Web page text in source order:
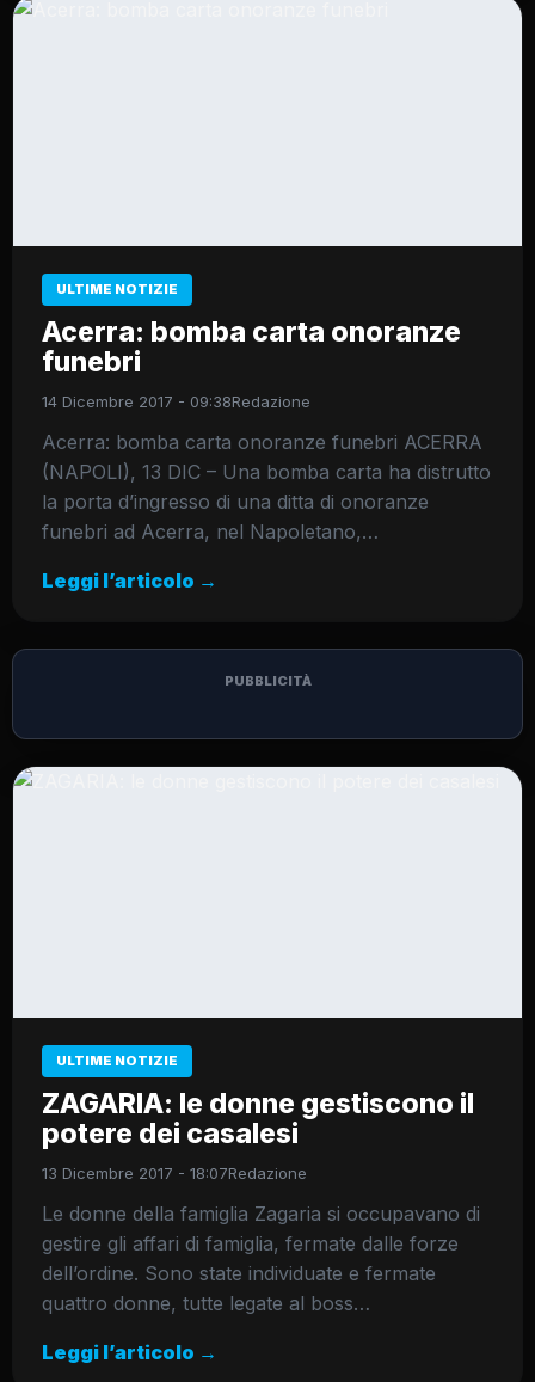
ULTIME NOTIZIE
Acerra: bomba carta onoranze
funebri
14 Dicembre 2017 - 09:38Redazione
Acerra: bomba carta onoranze funebri ACERRA
(NAPOLI), 13 DIC – Una bomba carta ha distrutto
la porta d’ingresso di una ditta di onoranze
funebri ad Acerra, nel Napoletano,…
Leggi l’articolo →
PUBBLICITÀ
ULTIME NOTIZIE
ZAGARIA: le donne gestiscono il
potere dei casalesi
13 Dicembre 2017 - 18:07Redazione
Le donne della famiglia Zagaria si occupavano di
gestire gli affari di famiglia, fermate dalle forze
dell’ordine. Sono state individuate e fermate
quattro donne, tutte legate al boss…
Leggi l’articolo →